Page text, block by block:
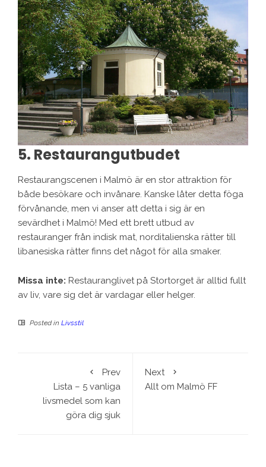
5. Restaurangutbudet
Restaurangscenen i Malmö är en stor attraktion för
både besökare och invånare. Kanske låter detta föga
förvånande, men vi anser att detta i sig är en
sevärdhet i Malmö! Med ett brett utbud av
restauranger från indisk mat, norditalienska rätter till
libanesiska rätter finns det något för alla smaker.
Missa inte: Restauranglivet på Stortorget är alltid fullt
av liv, vare sig det är vardagar eller helger.
Posted in Livsstil
Prev
Lista – 5 vanliga
livsmedel som kan
göra dig sjuk
Next
Allt om Malmö FF